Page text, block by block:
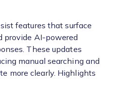
features that surface
provide AI-powered
These updates
manual searching and
more clearly. Highlights